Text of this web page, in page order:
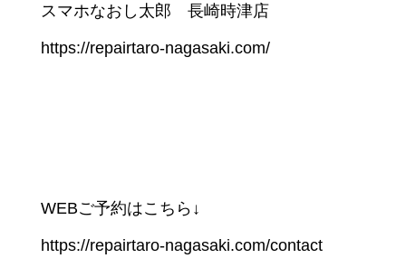
スマホなおし太郎 長崎時津店
https://repairtaro-nagasaki.com/
WEBご予約はこちら↓
https://repairtaro-nagasaki.com/contact